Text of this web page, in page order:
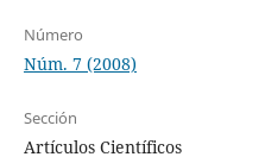
Número
Núm. 7 (2008)
Sección
Artículos Científicos